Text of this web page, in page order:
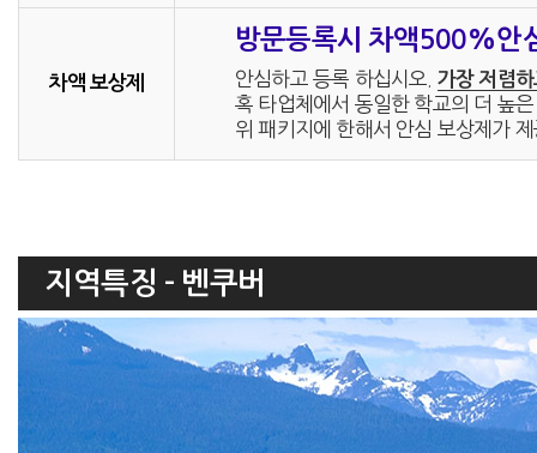
차액 보상제
방문등록시 차액500%안
안심하고 등록 하십시오. 가장 저렴
혹 타업체에서 동일한 학교의 더 높
위 패키지에 한해서 안심 보상제가
지역특징 - 벤쿠버